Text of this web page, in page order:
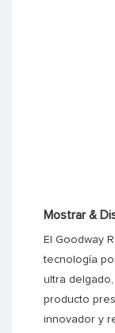
Mostrar &
El Goodway
tecnología
ultra
producto
innovador y